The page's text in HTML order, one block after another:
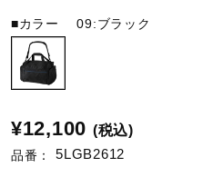
テニス／ソフトテニス
■カラー09:ブラック
¥12,100 (税込)
品番： 5LGB2612